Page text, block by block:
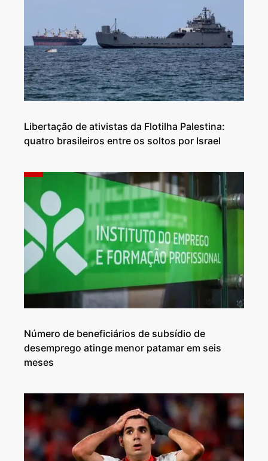
Libertação de ativistas da Flotilha Palestina:
quatro brasileiros entre os soltos por Israel
Número de beneficiários de subsídio de
desemprego atinge menor patamar em seis
meses